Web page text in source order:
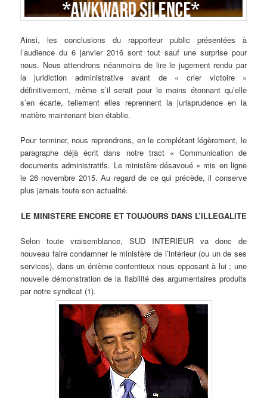
Ainsi, les conclusions du rapporteur public présentées à
l’audience du 6 janvier 2016 sont tout sauf une surprise pour
nous. Nous attendrons néanmoins de lire le jugement rendu par
la juridiction administrative avant de « crier victoire »
définitivement, même s’il serait pour le moins étonnant qu’elle
s’en écarte, tellement elles reprennent la jurisprudence en la
matière maintenant bien établie.
Pour terminer, nous reprendrons, en le complétant légèrement, le
paragraphe déjà écrit dans notre tract « Communication de
documents administratifs. Le ministère désavoué » mis en ligne
le 26 novembre 2015. Au regard de ce qui précède, il conserve
plus jamais toute son actualité.
LE MINISTERE ENCORE ET TOUJOURS DANS L’ILLEGALITE
Selon toute vraisemblance, SUD INTERIEUR va donc de
nouveau faire condamner le ministère de l’intérieur (ou un de ses
services), dans un énième contentieux nous opposant à lui ; une
nouvelle démonstration de la fiabilité des argumentaires produits
par notre syndicat (1).